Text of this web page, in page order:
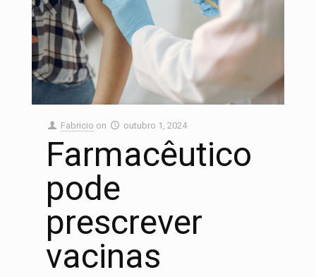
Fabricio on outubro 1, 2024
Farmacêutico
pode
prescrever
vacinas